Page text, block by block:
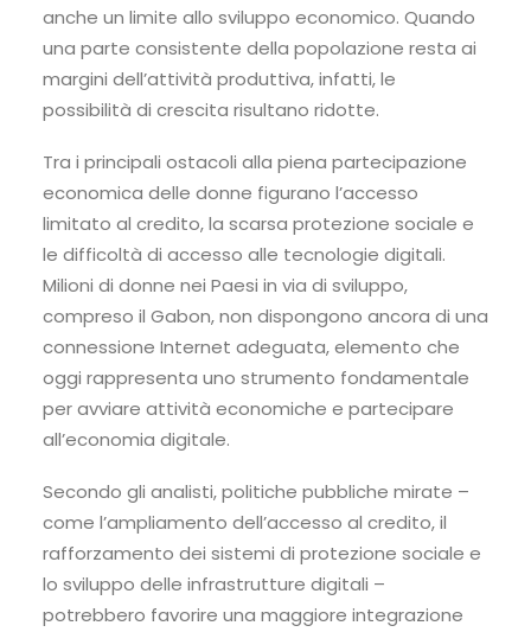
anche un limite allo sviluppo economico. Quando
una parte consistente della popolazione resta ai
margini dell’attività produttiva, infatti, le
possibilità di crescita risultano ridotte.
Tra i principali ostacoli alla piena partecipazione
economica delle donne figurano l’accesso
limitato al credito, la scarsa protezione sociale e
le difficoltà di accesso alle tecnologie digitali.
Milioni di donne nei Paesi in via di sviluppo,
compreso il Gabon, non dispongono ancora di una
connessione Internet adeguata, elemento che
oggi rappresenta uno strumento fondamentale
per avviare attività economiche e partecipare
all’economia digitale.
Secondo gli analisti, politiche pubbliche mirate –
come l’ampliamento dell’accesso al credito, il
rafforzamento dei sistemi di protezione sociale e
lo sviluppo delle infrastrutture digitali –
potrebbero favorire una maggiore integrazione